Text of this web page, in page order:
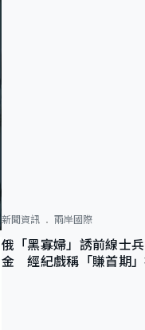
新聞資訊 兩岸國際
俄「黑寡婦」誘前線士
金 經紀戲稱「賺首期